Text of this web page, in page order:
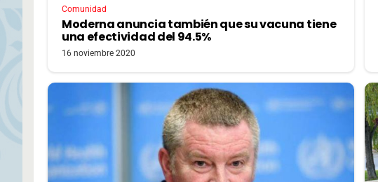
Comunidad
Moderna anuncia también que su vacuna tiene
una efectividad del 94.5%
16 noviembre 2020